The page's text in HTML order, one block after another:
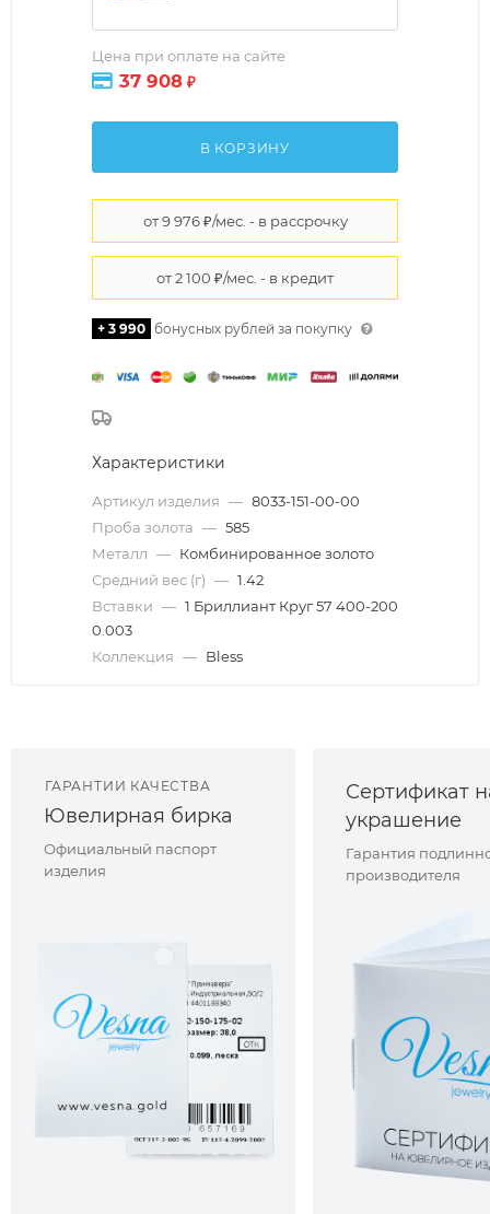
Цена при оплате на сайте
37 908 ₽
В КОРЗИНУ
+ 3 990 бонусных рублей за покупку
Характеристики
Артикул изделия — 8033-151-00-00
Проба золота — 585
Металл — Комбинированное золото
Средний вес (г) — 1.42
Вставки — 1 Бриллиант Круг 57 400-200
0.003
Коллекция — Bless
ГАРАНТИИ КАЧЕСТВА
Ювелирная бирка
Официальный паспорт
изделия
Сертификат
украшение
Гарантия
производителя